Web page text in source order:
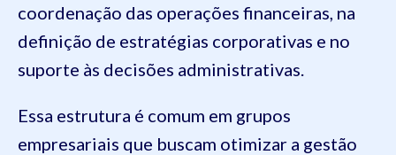
coordenação das operações financeiras, na
definição de estratégias corporativas e no
suporte às decisões administrativas.
Essa estrutura é comum em grupos
empresariais que buscam otimizar a gestão